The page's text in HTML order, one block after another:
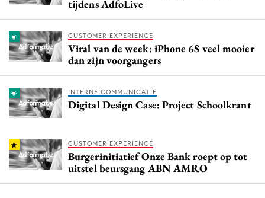
tijdens AdfoLive
CUSTOMER EXPERIENCE
Viral van de week: iPhone 6S veel mooier
dan zijn voorgangers
INTERNE COMMUNICATIE
Digital Design Case: Project Schoolkrant
CUSTOMER EXPERIENCE
Burgerinitiatief Onze Bank roept op tot
uitstel beursgang ABN AMRO